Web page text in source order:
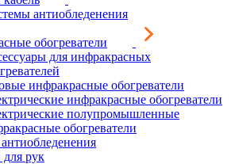
антиобледенения
обогреватели
для инфракрасных
инфракрасные обогреватели
инфракрасные обогреватели
полупромышленные
обогреватели
рук